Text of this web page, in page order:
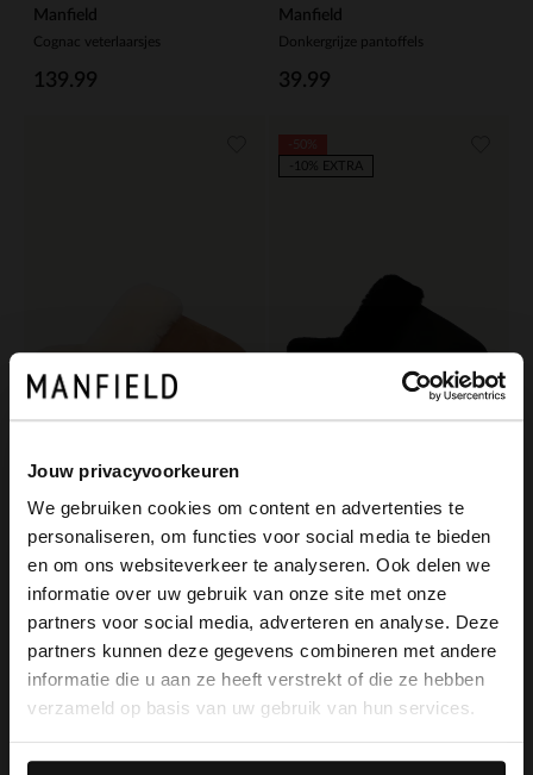
Jouw privacyvoorkeuren
We gebruiken cookies om content en advertenties te
personaliseren, om functies voor social media te bieden
en om ons websiteverkeer te analyseren. Ook delen we
informatie over uw gebruik van onze site met onze
partners voor social media, adverteren en analyse. Deze
partners kunnen deze gegevens combineren met andere
informatie die u aan ze heeft verstrekt of die ze hebben
verzameld op basis van uw gebruik van hun services.
Manfield
Cognac veterlaarsjes
139.99
Manfield
Donkergrijze pantoffels
39.99
Manfield
Cognac pantoffels met wollen voering
59.99 59.99
30.00
-10% EXTRA
×
View this website in English?
It looks like your language isn't Dutch. Would
you like to switch to English?
English